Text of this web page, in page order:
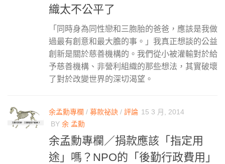
織太不公平了
「同時身為同性戀和三胞胎的爸爸，應該是我做
過最有創意和最大膽的事。」我真正想談的公益
創新是關於慈善機構的。我們從小被灌輸對於給
予慈善機構、非營利組織的那些想法，其實破壞
了對於改變世界的深切渴望。
余孟勳專欄 / 募款祕訣 / 評論 15 3 月, 2014
BY 余 孟勳
余孟勳專欄／捐款應該「指定用
途」嗎？NPO的「後勤行政費用」